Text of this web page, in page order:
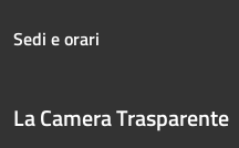
Sedi e orari
La Camera Trasparente